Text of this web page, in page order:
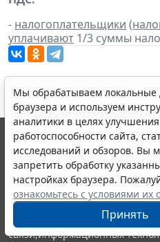
- налогоплательщики (
уплачивают 1/3 суммы
Мы обрабатываем локальные
браузера и используем
аналитики в целях
работоспособности сайта,
исследований и обзоров. Вы
запретить обработку
настройках браузера.
ознакомьтесь с условиями их
Принять
© ООО "НПП "ГАРАНТ-СЕРВИС",
выпускается с 1990 года.
являются участниками
информации ГАРАНТ.
Портал ГАРАНТ.РУ
издания Федеральной
связи,информационных